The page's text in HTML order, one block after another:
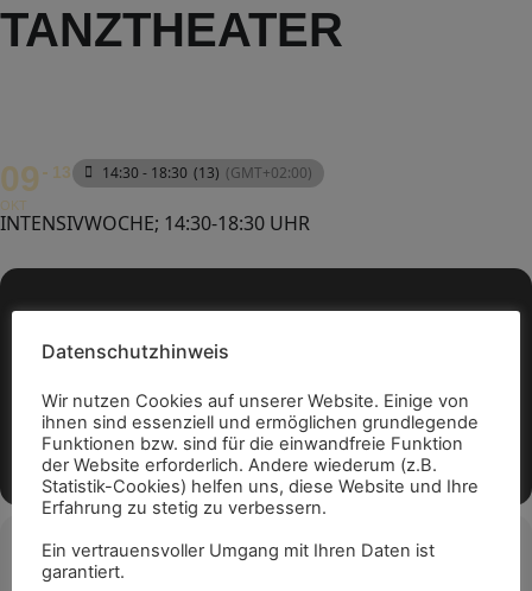
TANZTHEATER
09
OKT
13 14:30 - 18:30 (13) (GMT+02:00)
INTENSIVWOCHE; 14:30-18:30 UHR
Veranstaltungsdetails
Datenschutzhinweis
Wir nutzen Cookies auf unserer Website. Einige von
ihnen sind essenziell und ermöglichen grundlegende
Funktionen bzw. sind für die einwandfreie Funktion
der Website erforderlich. Andere wiederum (z.B.
Statistik-Cookies) helfen uns, diese Website und Ihre
Erfahrung zu stetig zu verbessern.
Ein vertrauensvoller Umgang mit Ihren Daten ist
garantiert.